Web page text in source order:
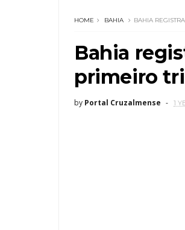
HOME BAHIA BAHIA
Bahia
primeiro
by Portal Cruzalmense 1